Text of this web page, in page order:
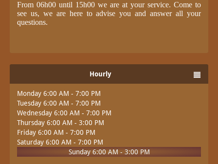
From 06h00 until 15h00 we are at your service. Come to
see us, we are here to advise you and answer all your
questions.
Hourly
Monday 6:00 AM - 7:00 PM
Tuesday 6:00 AM - 7:00 PM
Wednesday 6:00 AM - 7:00 PM
Thursday 6:00 AM - 3:00 PM
Friday 6:00 AM - 7:00 PM
Saturday 6:00 AM - 7:00 PM
Sunday 6:00 AM - 3:00 PM